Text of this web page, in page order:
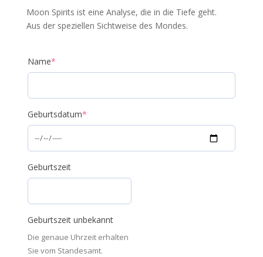
Moon Spirits ist eine Analyse, die in die Tiefe geht.
Aus der speziellen Sichtweise des Mondes.
Name*
Geburtsdatum*
Geburtszeit
Geburtszeit unbekannt
Die genaue Uhrzeit erhalten
Sie vom Standesamt.